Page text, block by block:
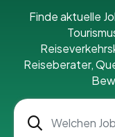
Finde aktuelle
Reiseberater,